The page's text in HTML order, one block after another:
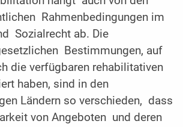
Rahmenbedingungen im
Sozialrecht ab. Die
Bestimmungen, auf
die verfügbaren rehabilitativen
haben, sind in den
Ländern so verschieden, dass
von Angeboten und deren